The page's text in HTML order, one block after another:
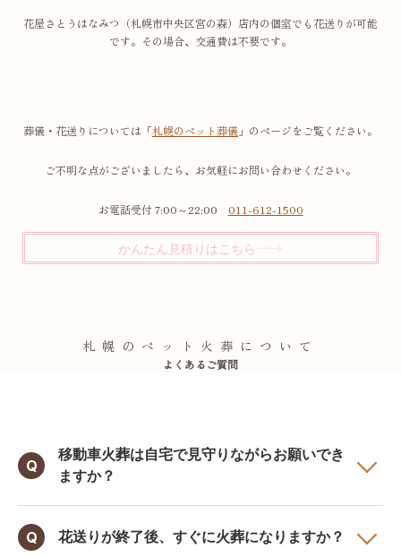
花屋さとうはなみつ（札幌市中央区宮の森）店内の個室でも花送りが可能
です。その場合、交通費は不要です。
葬儀・花送りについては「札幌のペット葬儀 」のページをご覧ください。
ご不明な点がございましたら、お気軽にお問い合わせください。
お電話受付 7:00～22:00 011-612-1500
かんたん見積りはこちら
札幌のペット火葬について
よくあるご質問
Q
移動車火葬は自宅で見守りながらお願いでき
ますか？
Q 花送りが終了後、すぐに火葬になりますか？